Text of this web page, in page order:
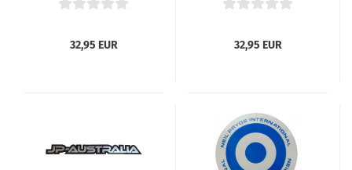
32,95 EUR 32,95 EUR